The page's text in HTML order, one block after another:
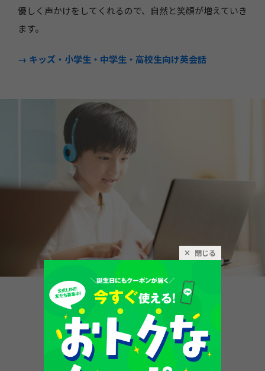
優しく声かけをしてくれるので、自然と笑顔が増えていき
ます。
→ キッズ ・小学生 ・中学生 ・高校生向け英会話
Point.4
英語の疑問もすぐクリアに！
閉じる